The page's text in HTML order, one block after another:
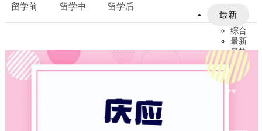
留学前 留学中
留学后
最新
综合
最新
最热